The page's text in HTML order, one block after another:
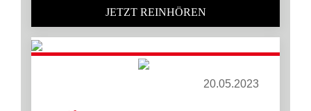
JETZT REINHÖREN
20.05.2023